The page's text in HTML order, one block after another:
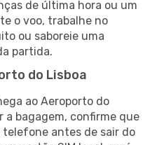
de última hora ou um
o voo, trabalhe no
ou saboreie uma
partida.
do Lisboa
ao Aeroporto do
a bagagem, confirme que
antes de sair do